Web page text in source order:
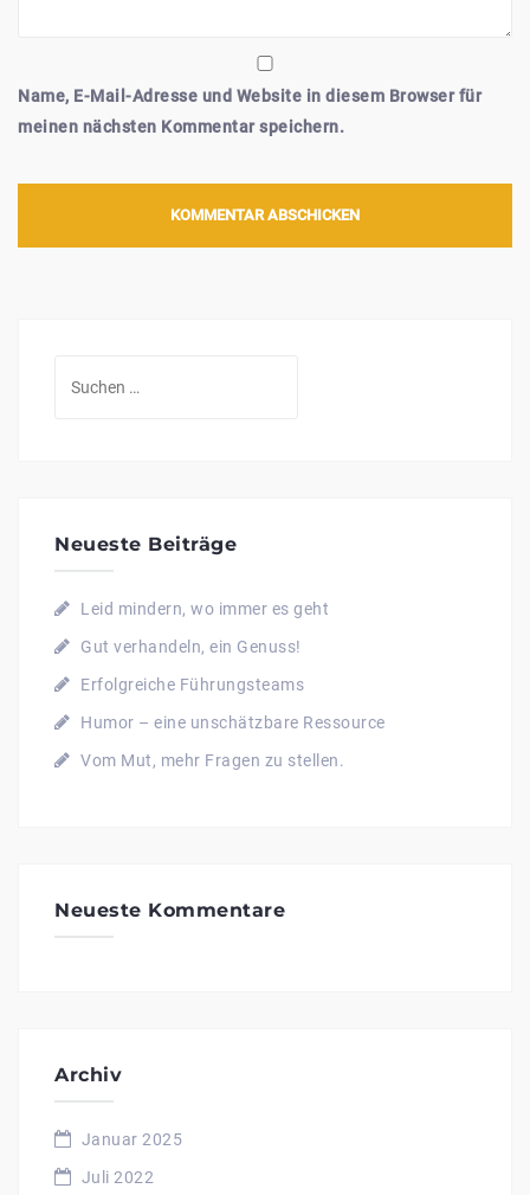
Name, E-Mail-Adresse und Website in diesem Browser für
meinen nächsten Kommentar speichern.
Neueste Beiträge
Leid mindern, wo immer es geht
Gut verhandeln, ein Genuss!
Erfolgreiche Führungsteams
Humor – eine unschätzbare Ressource
Vom Mut, mehr Fragen zu stellen.
Neueste Kommentare
Archiv
Januar 2025
Juli 2022